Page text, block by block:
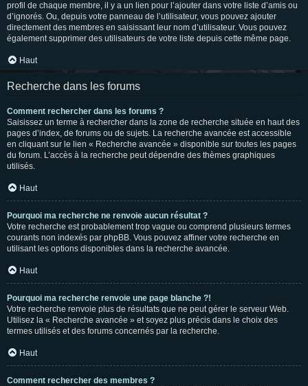
profil de chaque membre, il y a un lien pour l’ajouter dans votre liste d’amis ou
d’ignorés. Ou, depuis votre panneau de l’utilisateur, vous pouvez ajouter
directement des membres en saisissant leur nom d’utilisateur. Vous pouvez
également supprimer des utilisateurs de votre liste depuis cette même page.
Haut
Recherche dans les forums
Comment rechercher dans les forums ?
Saisissez un terme à rechercher dans la zone de recherche située en haut des
pages d’index, de forums ou de sujets. La recherche avancée est accessible
en cliquant sur le lien « Recherche avancée » disponible sur toutes les pages
du forum. L’accès à la recherche peut dépendre des thèmes graphiques
utilisés.
Haut
Pourquoi ma recherche ne renvoie aucun résultat ?
Votre recherche est probablement trop vague ou comprend plusieurs termes
courants non indexés par phpBB. Vous pouvez affiner votre recherche en
utilisant les options disponibles dans la recherche avancée.
Haut
Pourquoi ma recherche renvoie une page blanche ?!
Votre recherche renvoie plus de résultats que ne peut gérer le serveur Web.
Utilisez la « Recherche avancée » et soyez plus précis dans le choix des
termes utilisés et des forums concernés par la recherche.
Haut
Comment rechercher des membres ?